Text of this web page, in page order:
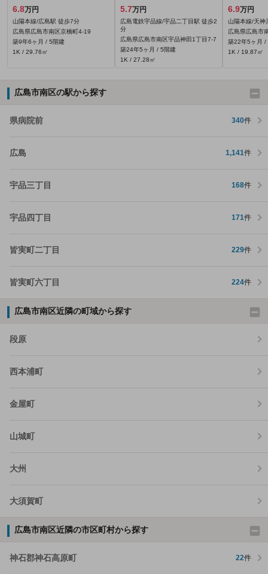
6.8万円
山陽本線/広島駅 徒歩7分
広島県広島市南区京橋町4-19
築9年6ヶ月 / 5階建
1K / 29.76㎡
5.7万円
広島電鉄宇品線/宇品二丁目駅 徒歩2
分
広島県広島市南区宇品神田1丁目7-7
築24年5ヶ月 / 5階建
1K / 27.28㎡
6.9万円
山陽本線/天神
広島県広島市
築22年5ヶ月 /
1K / 19.87㎡
広島市南区の駅から探す
県病院前 340件
広島 1,141件
宇品三丁目 168件
宇品四丁目 171件
皆実町二丁目 229件
皆実町六丁目 224件
広島市南区近隣の町域から探す
段原
西本浦町
金屋町
山城町
大州
大須賀町
広島市南区近隣の市区町村から探す
神石郡神石高原町 22件